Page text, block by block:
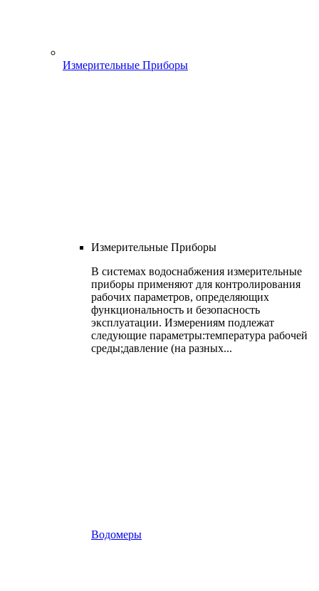
Измерительные Приборы
Измерительные Приборы
В системах водоснабжения измерительные
приборы применяют для контролирования
рабочих параметров, определяющих
функциональность и безопасность
эксплуатации. Измерениям подлежат
следующие параметры:температура рабочей
среды;давление (на разных...
Водомеры